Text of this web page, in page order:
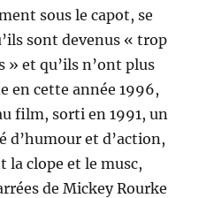
sous le capot, se
sont devenus « trop
» et qu’ils n’ont plus
en cette année 1996,
film, sorti en 1991, un
d’humour et d’action,
la clope et le musc,
de Mickey Rourke